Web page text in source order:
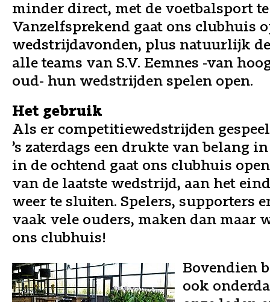
minder direct, met de voetbalsport
Vanzelfsprekend gaat ons clubhuis
wedstrijdavonden, plus natuurlijk
alle teams van S.V. Eemnes -van
oud- hun wedstrijden spelen open.
Het gebruik
Als er competitiewedstrijden
’s zaterdags een drukte van belang
in de ochtend gaat ons clubhuis
van de laatste wedstrijd, aan het
weer te sluiten. Spelers, supporters
vaak vele ouders, maken dan maar
ons clubhuis!
Bovendien
ook